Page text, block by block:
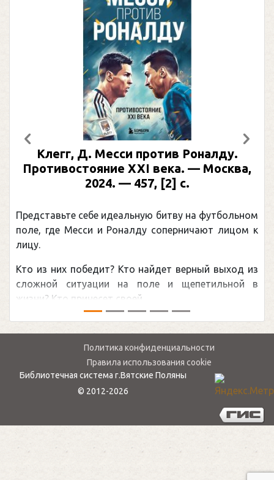
Клегг, Д. Месси против Роналду.
Противостояние XXI века. — Москва,
2024. — 457, [2] с.
Представьте себе идеальную битву на футбольном
поле, где Месси и Роналду соперничают лицом к
лицу.
Кто из них победит? Кто найдет верный выход из
сложной ситуации на поле и щепетильной в
жизни? Кто принесет своей ...
Предыдущий
Политика конфиденциальности
Правила использования cookie
Библиотечная система г.Вятские Поляны
© 2012-2026